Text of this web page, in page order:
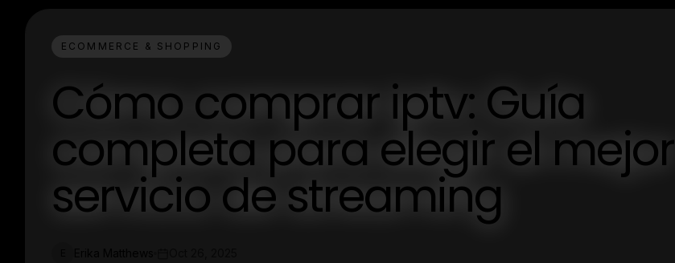
ECOMMERCE & SHOPPING
Cómo comprar iptv: Guía
completa para elegir el mejor
servicio de streaming